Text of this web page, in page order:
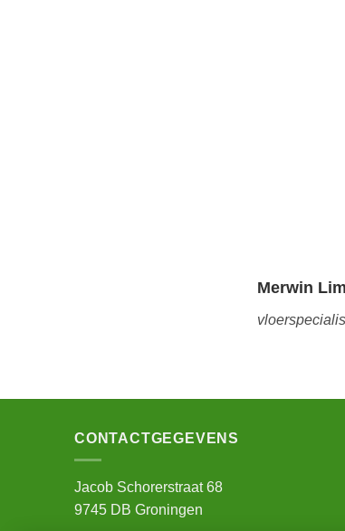
Merwin
CONTACTGEGEVENS
Jacob Schorerstraat 68
9745 DB Groningen